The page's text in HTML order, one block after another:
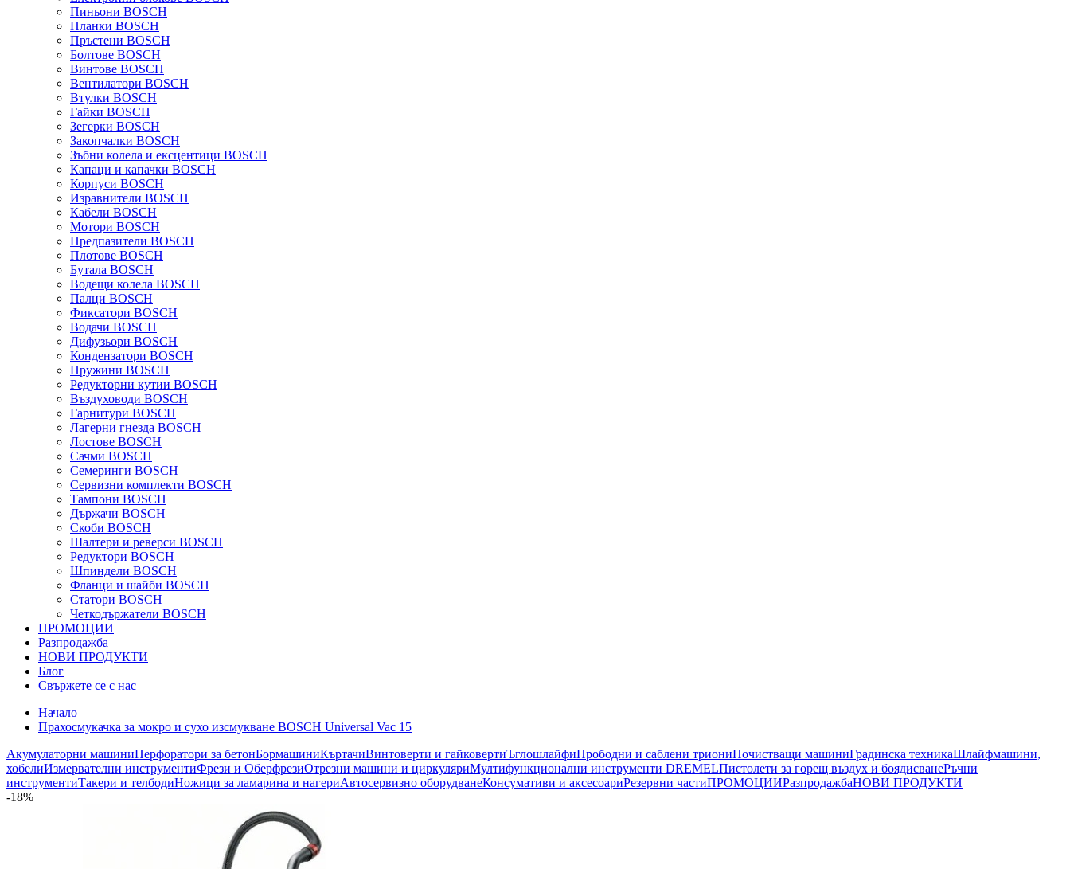
Пиньони BOSCH
Планки BOSCH
Пръстени BOSCH
Болтове BOSCH
Винтове BOSCH
Вентилатори BOSCH
Втулки BOSCH
Гайки BOSCH
Зегерки BOSCH
Закопчалки BOSCH
Зъбни колела и ексцентици BOSCH
Капаци и капачки BOSCH
Корпуси BOSCH
Изравнители BOSCH
Кабели BOSCH
Мотори BOSCH
Предпазители BOSCH
Плотове BOSCH
Бутала BOSCH
Водещи колела BOSCH
Палци BOSCH
Фиксатори BOSCH
Водачи BOSCH
Дифузьори BOSCH
Кондензатори BOSCH
Пружини BOSCH
Редукторни кутии BOSCH
Въздуховоди BOSCH
Гарнитури BOSCH
Лагерни гнезда BOSCH
Лостове BOSCH
Сачми BOSCH
Семеринги BOSCH
Сервизни комплекти BOSCH
Тампони BOSCH
Държачи BOSCH
Скоби BOSCH
Шалтери и реверси BOSCH
Редуктори BOSCH
Шпиндели BOSCH
Фланци и шайби BOSCH
Статори BOSCH
Четкодържатели BOSCH
ПРОМОЦИИ
Разпродажба
НОВИ ПРОДУКТИ
Блог
Свържете се с нас
Начало
Прахосмукачка за мокро и сухо изсмукване BOSCH Universal Vac 15
Акумулаторни машиниПерфоратори за бетонБормашиниКъртачиВинтоверти и гайковертиЪглошлайфиПрободни и саблени триониПочистващи машиниГрадинска техникаШлайфмашини,
хобелиИзмервателни инструментиФрези и ОберфрезиОтрезни машини и циркуляриМултифункционални инструменти DREMELПистолети за горещ въздух и боядисванеРъчни
инструментиТакери и телбодиНожици за ламарина и нагериАвтосервизно оборудванеКонсумативи и аксесоариРезервни частиПРОМОЦИИРазпродажбаНОВИ ПРОДУКТИ
-18%